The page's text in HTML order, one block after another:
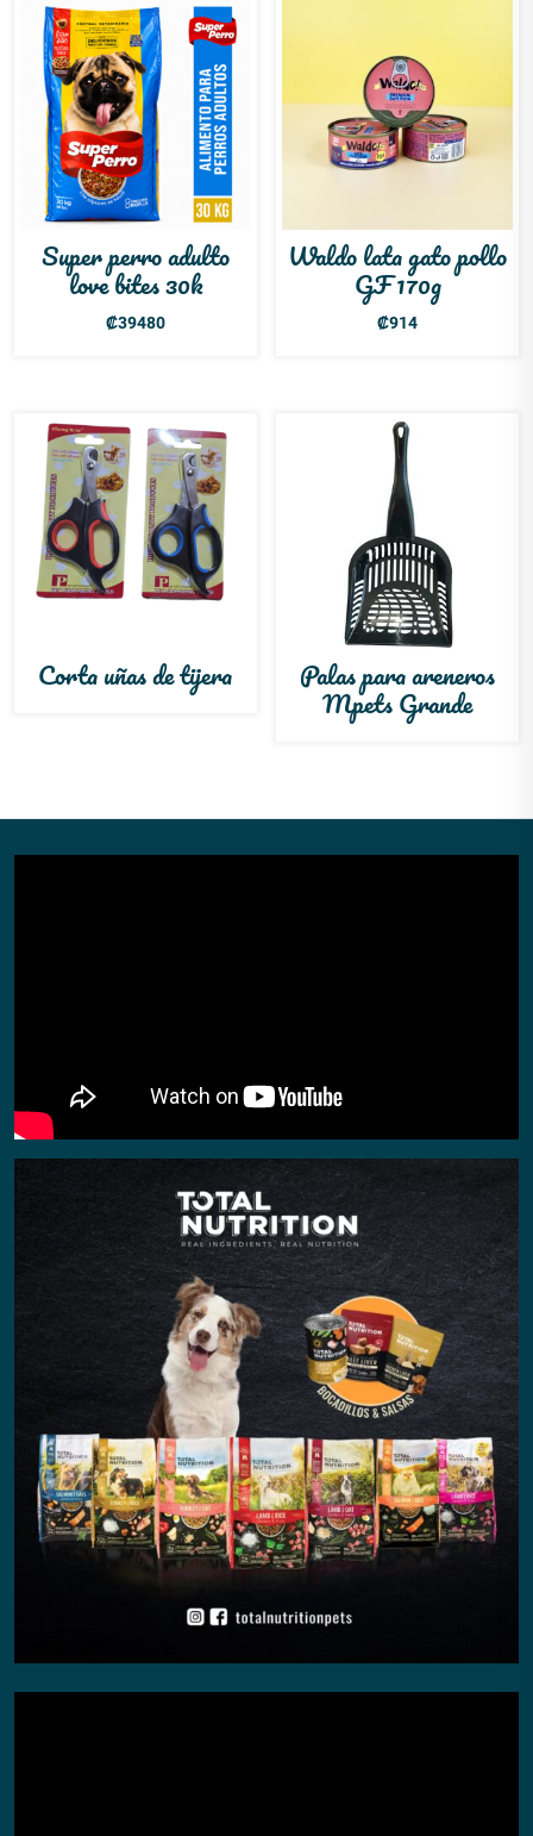
Super perro adulto
love bites 30k
₡39480
Waldo lata gato pollo
GF 170g
₡914
Corta uñas de tijera Palas para areneros
Mpets Grande